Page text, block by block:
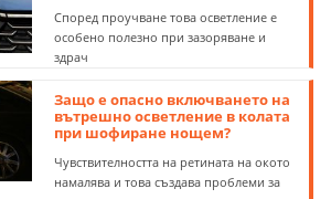
Според проучване това осветление е
особено полезно при зазоряване и
здрач
Защо е опасно включването на
вътрешно осветление в колата
при шофиране нощем?
Чувствителността на ретината на окото
намалява и това създава проблеми за